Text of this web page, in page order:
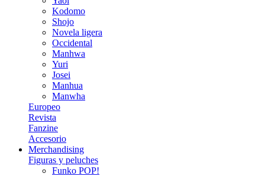
Kodomo
Shojo
Novela ligera
Occidental
Manhwa
Yuri
Josei
Manhua
Manwha
Europeo
Revista
Fanzine
Accesorio
Merchandising
Figuras y peluches
Funko POP!